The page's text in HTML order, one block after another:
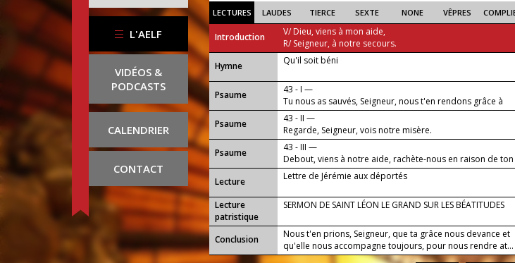
L'AELF
VIDÉOS &
PODCASTS
CALENDRIER
CONTACT
LECTURES LAUDES TIERCE SEXTE NONE VÊPRES
Introduction
V/ Dieu, viens à mon aide,
R/ Seigneur, à notre secours.
...
Hymne Qu'il soit béni
Psaume
43 - I —
Tu nous as sauvés, Seigneur, nous t'en rendons grâce à
jamais.
Psaume
43 - II —
Regarde, Seigneur, vois notre misère.
Psaume
43 - III —
Debout, viens à notre aide, rachète-nous en raison de ton
amour.
Lecture
Lettre de Jérémie aux déportés
Lecture
patristique
SERMON DE SAINT LÉON LE GRAND SUR LES BÉATITUDES
Conclusion
Nous t'en prions, Seigneur, que ta grâce nous devance et
qu'elle nous accompagne toujours, pour nous rendre at...